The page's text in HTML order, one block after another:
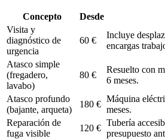
Concepto Desde
Visita y
diagnóstico de
urgencia
60 €
Incluye
encargas
Atasco simple
(fregadero,
lavabo)
80 €
Resuelto con
6 meses.
Atasco profundo
(bajante, arqueta)
180 €
Máquina
meses.
Reparación de
fuga visible
120 €
Tubería
presupuesto